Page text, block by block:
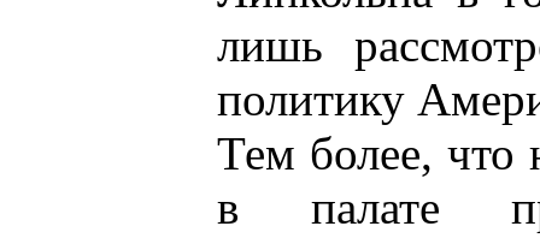
лишь
политику
Тем более, что
в палате